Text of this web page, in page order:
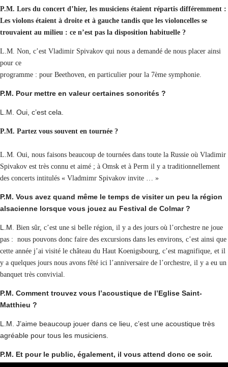
P.M. Lors du concert d’hier, les musiciens étaient répartis différemment :
Les violons étaient à droite et à gauche tandis que les violoncelles se
trouvaient au milieu : ce n’est pas la disposition habituelle ?
L.M. Non, c’est Vladimir Spivakov qui nous a demandé de nous placer ainsi
pour ce
programme : pour Beethoven, en particulier pour la 7ème symphonie.
P.M. Pour mettre en valeur certaines sonorités ?
L.M. Oui, c’est cela.
P.M. Partez vous souvent en tournée ?
L.M. Oui, nous faisons beaucoup de tournées dans toute la Russie où Vladimir
Spivakov est très connu et aimé ; à Omsk et à Perm il y a traditionnellement
des concerts intitulés « Vladmimr Spivakov invite … »
P.M. Vous avez quand même le temps de visiter un peu la région
alsacienne lorsque vous jouez au Festival de Colmar ?
L.M. Bien sûr, c’est une si belle région, il y a des jours où l’orchestre ne joue
pas : nous pouvons donc faire des excursions dans les environs, c’est ainsi que
cette année j’ai visité le château du Haut Koenigsbourg, c’est magnifique, et il
y a quelques jours nous avons fêté ici l’anniversaire de l’orchestre, il y a eu un
banquet très convivial.
P.M. Comment trouvez vous l’acoustique de l’Eglise Saint-
Matthieu ?
L.M. J’aime beaucoup jouer dans ce lieu, c’est une acoustique très
agréable pour tous les musiciens.
P.M. Et pour le public, également, il vous attend donc ce soir.